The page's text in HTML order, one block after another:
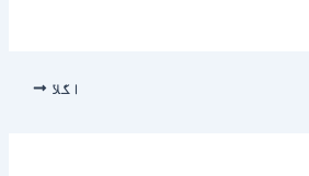
اگلا